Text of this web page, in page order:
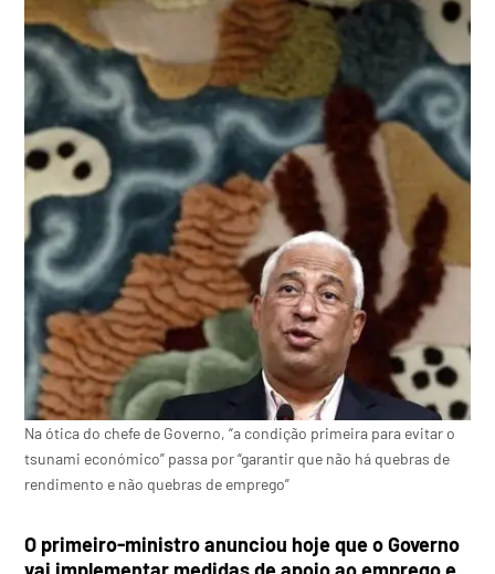
Na ótica do chefe de Governo, “a condição primeira para evitar o
tsunami económico” passa por “garantir que não há quebras de
rendimento e não quebras de emprego”
O primeiro-ministro anunciou hoje que o Governo